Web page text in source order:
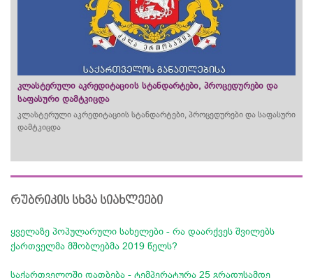
კლასტერული აკრედიტაციის სტანდარტები, პროცედურები და
საფასური დამტკიცდა
კლასტერული აკრედიტაციის სტანდარტები, პროცედურები და საფასური
დამტკიცდა
რუბრიკის სხვა სიახლეები
ყველაზე პოპულარული სახელები - რა დაარქვეს შვილებს
ქართველმა მშობლებმა 2019 წელს?
საქართველოში დათბება - ტემპერატურა 25 გრადუსამდე